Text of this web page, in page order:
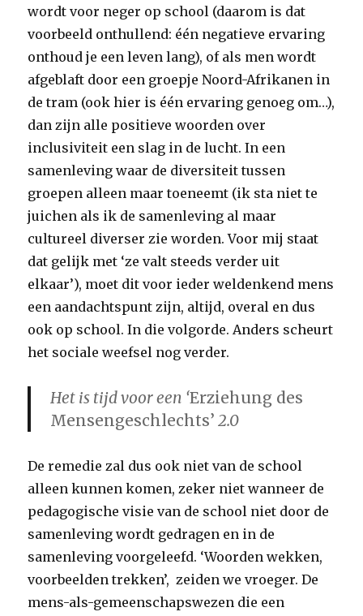
wordt voor neger op school (daarom is dat
voorbeeld onthullend: één negatieve ervaring
onthoud je een leven lang), of als men wordt
afgeblaft door een groepje Noord-Afrikanen in
de tram (ook hier is één ervaring genoeg om…),
dan zijn alle positieve woorden over
inclusiviteit een slag in de lucht. In een
samenleving waar de diversiteit tussen
groepen alleen maar toeneemt (ik sta niet te
juichen als ik de samenleving al maar
cultureel diverser zie worden. Voor mij staat
dat gelijk met ‘ze valt steeds verder uit
elkaar’), moet dit voor ieder weldenkend mens
een aandachtspunt zijn, altijd, overal en dus
ook op school. In die volgorde. Anders scheurt
het sociale weefsel nog verder.
Het is tijd voor een ‘Erziehung des
Mensengeschlechts’ 2.0
De remedie zal dus ook niet van de school
alleen kunnen komen, zeker niet wanneer de
pedagogische visie van de school niet door de
samenleving wordt gedragen en in de
samenleving voorgeleefd. ‘Woorden wekken,
voorbeelden trekken’, zeiden we vroeger. De
mens-als-gemeenschapswezen die een